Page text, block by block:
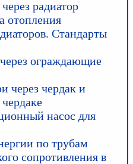
радиатор
отопления
Стандарты
ограждающие
через чердак и
насос для
по трубам
сопротивления в